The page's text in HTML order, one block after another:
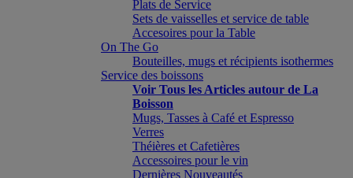
Plats de Service
Sets de vaisselles et service de table
Accesoires pour la Table
On The Go
Bouteilles, mugs et récipients isothermes
Service des boissons
Voir Tous les Articles autour de La
Boisson
Mugs, Tasses à Café et Espresso
Verres
Théières et Cafetières
Accessoires pour le vin
Dernières Nouveautés